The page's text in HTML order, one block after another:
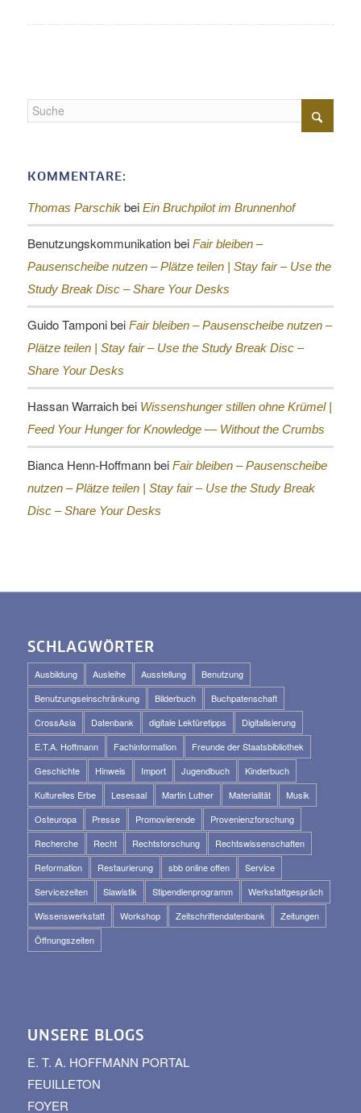
KOMMENTARE:
Thomas Parschikbei Ein Bruchpilot im Brunnenhof
Benutzungskommunikationbei Fair bleiben –
Pausenscheibe nutzen – Plätze teilen | Stay fair – Use the
Study Break Disc – Share Your Desks
Guido Tamponibei Fair bleiben – Pausenscheibe nutzen –
Plätze teilen | Stay fair – Use the Study Break Disc –
Share Your Desks
Hassan Warraichbei Wissenshunger stillen ohne Krümel |
Feed Your Hunger for Knowledge — Without the Crumbs
Bianca Henn-Hoffmannbei Fair bleiben – Pausenscheibe
nutzen – Plätze teilen | Stay fair – Use the Study Break
Disc – Share Your Desks
SCHLAGWÖRTER
Ausbildung Ausleihe Ausstellung
Benutzung
Benutzungseinschränkung
Bilderbuch
Buchpatenschaft
CrossAsia
Datenbank digitale Lektüretipps
Digitalisierung
E.T.A. Hoffmann
Fachinformation
Freunde der Staatsbibliothek
Geschichte
Hinweis Import Jugendbuch
Kinderbuch
Kulturelles Erbe
Lesesaal Martin Luther Materialität
Musik
Osteuropa
Presse Promovierende
Provenienzforschung
Recherche
Recht Rechtsforschung
Rechtswissenschaften
Reformation
Restaurierung sbb online offen
Service
Servicezeiten
Slawistik Stipendienprogramm
Werkstattgespräch
Wissenswerkstatt
Workshop Zeitschriftendatenbank
Zeitungen
Öffnungszeiten
UNSERE BLOGS
E. T. A. HOFFMANN PORTAL
FEUILLETON
FOYER